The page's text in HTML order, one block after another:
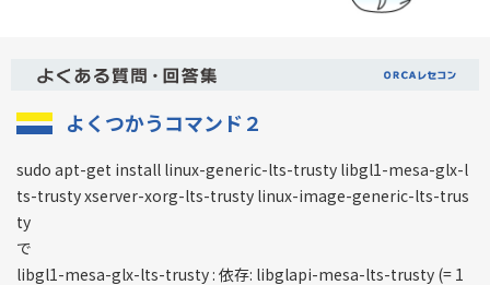
よくつかうコマンド２
sudo apt-get install linux-generic-lts-trusty libgl1-mesa-glx-l
ts-trusty xserver-xorg-lts-trusty linux-image-generic-lts-trus
ty
で
libgl1-mesa-glx-lts-trusty : 依存: libglapi-mesa-lts-trusty (= 1